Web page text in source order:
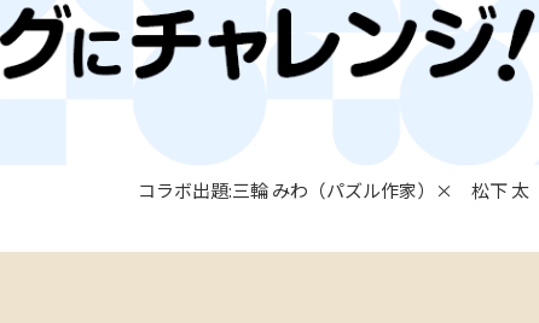
コラボ出題:三輪 みわ（パズル作家）× 松下 太